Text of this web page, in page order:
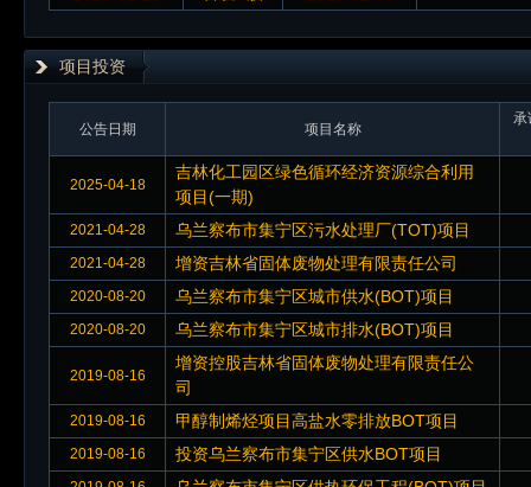
项目投资
公告日期 项目名称
承
2025-04-18
吉林化工园区绿色循环经济资源综合利用
项目(一期)
2021-04-28 乌兰察布市集宁区污水处理厂(TOT)项目
2021-04-28 增资吉林省固体废物处理有限责任公司
2020-08-20 乌兰察布市集宁区城市供水(BOT)项目
2020-08-20 乌兰察布市集宁区城市排水(BOT)项目
2019-08-16
增资控股吉林省固体废物处理有限责任公
司
2019-08-16 甲醇制烯烃项目高盐水零排放BOT项目
2019-08-16 投资乌兰察布市集宁区供水BOT项目